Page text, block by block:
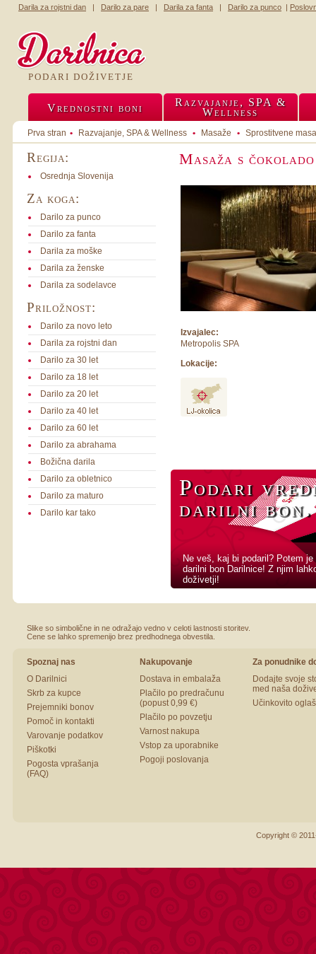
Darila za rojstni dan | Darilo za pare | Darila za fanta | Darilo za punco |
PODARI DOŽIVETJE
Vrednostni boni
Razvajanje, SPA &
Wellness
Prva stran • Razvajanje, SPA & Wellness • Masaže • Sprostitvene
Masaža s
Izvajalec:
Metropolis SPA
Lokacije:
Podari
darilni bon.
Podari
darilni bon.
Podari
darilni bon.
Podari
darilni bon.
Podari
darilni bon.
Podari
darilni bon.
Podari
darilni bon.
Podari
darilni bon.
Podari
darilni bon.
Ne veš, kaj bi podaril? Potem
darilni bon Darilnice! Z njim
doživetji!
Regija:
Osrednja Slovenija
Za koga:
Darilo za punco
Darilo za fanta
Darila za moške
Darila za ženske
Darila za sodelavce
Priložnost:
Darilo za novo leto
Darila za rojstni dan
Darilo za 30 let
Darilo za 18 let
Darilo za 20 let
Darilo za 40 let
Darilo za 60 let
Darilo za abrahama
Božična darila
Darilo za obletnico
Darilo za maturo
Darilo kar tako
Slike so simbolične in ne odražajo vedno v celoti lastnosti storitev.
Cene se lahko spremenijo brez predhodnega obvestila.
Spoznaj nas
O Darilnici
Skrb za kupce
Prejemniki bonov
Pomoč in kontakti
Varovanje podatkov
Piškotki
Pogosta vprašanja
(FAQ)
Nakupovanje
Dostava in embalaža
Plačilo po predračunu
(popust 0,99 €)
Plačilo po povzetju
Varnost nakupa
Vstop za uporabnike
Pogoji poslovanja
Za ponudnike
Dodajte svoje
med naša
Učinkovito
Copyright ©